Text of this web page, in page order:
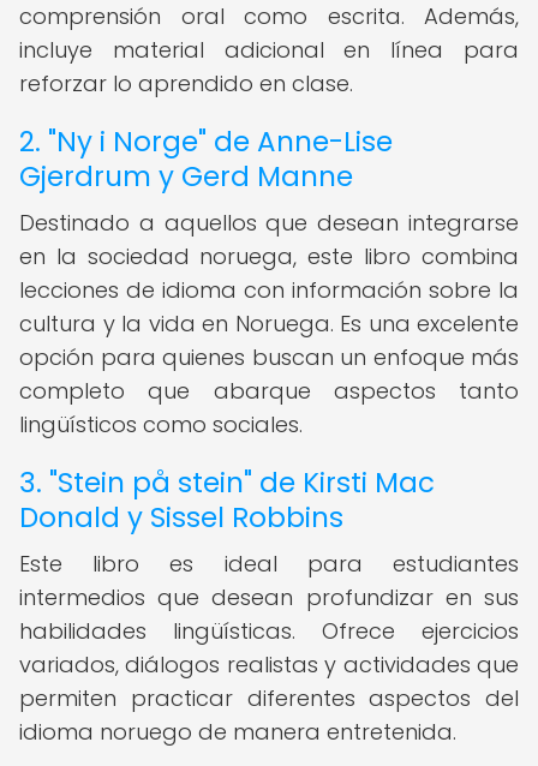
comprensión oral como escrita. Además,
incluye material adicional en línea para
reforzar lo aprendido en clase.
2. "Ny i Norge" de Anne-Lise
Gjerdrum y Gerd Manne
Destinado a aquellos que desean integrarse
en la sociedad noruega, este libro combina
lecciones de idioma con información sobre la
cultura y la vida en Noruega. Es una excelente
opción para quienes buscan un enfoque más
completo que abarque aspectos tanto
lingüísticos como sociales.
3. "Stein på stein" de Kirsti Mac
Donald y Sissel Robbins
Este libro es ideal para estudiantes
intermedios que desean profundizar en sus
habilidades lingüísticas. Ofrece ejercicios
variados, diálogos realistas y actividades que
permiten practicar diferentes aspectos del
idioma noruego de manera entretenida.